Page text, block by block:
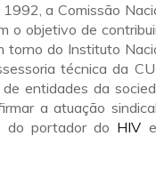
a Comissão
o objetivo de
torno do Instituto
técnica da
entidades da
a atuação
do portador do HIV